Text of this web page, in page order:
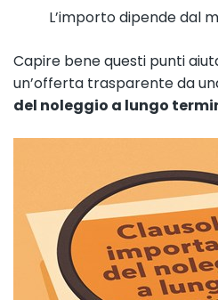
L’importo dipende dal
Capire bene questi punti
un’offerta trasparente da
del noleggio a lungo